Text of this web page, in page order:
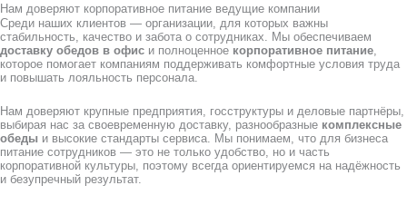
Нам доверяют корпоративное питание ведущие компании
Среди наших клиентов — организации, для которых важны
стабильность, качество и забота о сотрудниках. Мы обеспечиваем
доставку обедов в офис и полноценное корпоративное питание
которое помогает компаниям поддерживать комфортные условия труда
и повышать лояльность персонала.
Нам доверяют крупные предприятия, госструктуры и деловые партнёры,
выбирая нас за своевременную доставку, разнообразные комплексные
обеды и высокие стандарты сервиса. Мы понимаем, что для бизнеса
питание сотрудников — это не только удобство, но и часть
корпоративной культуры, поэтому всегда ориентируемся на надёжность
и безупречный результат.